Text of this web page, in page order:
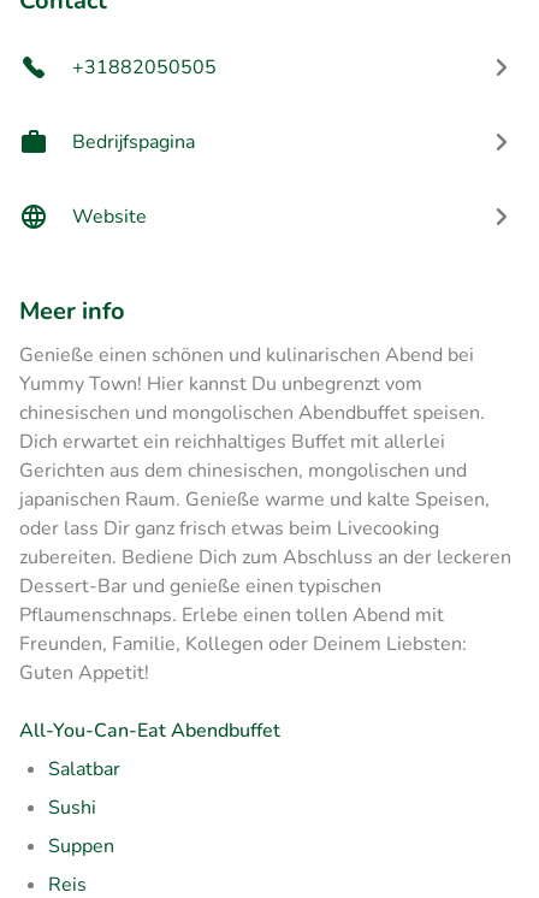
+31882050505
Bedrijfspagina
Website
Meer info
Genieße einen schönen und kulinarischen Abend bei
Yummy Town! Hier kannst Du unbegrenzt vom
chinesischen und mongolischen Abendbuffet speisen.
Dich erwartet ein reichhaltiges Buffet mit allerlei
Gerichten aus dem chinesischen, mongolischen und
japanischen Raum. Genieße warme und kalte Speisen,
oder lass Dir ganz frisch etwas beim Livecooking
zubereiten. Bediene Dich zum Abschluss an der leckeren
Dessert-Bar und genieße einen typischen
Pflaumenschnaps. Erlebe einen tollen Abend mit
Freunden, Familie, Kollegen oder Deinem Liebsten:
Guten Appetit!
All-You-Can-Eat Abendbuffet
Salatbar
Sushi
Suppen
Reis